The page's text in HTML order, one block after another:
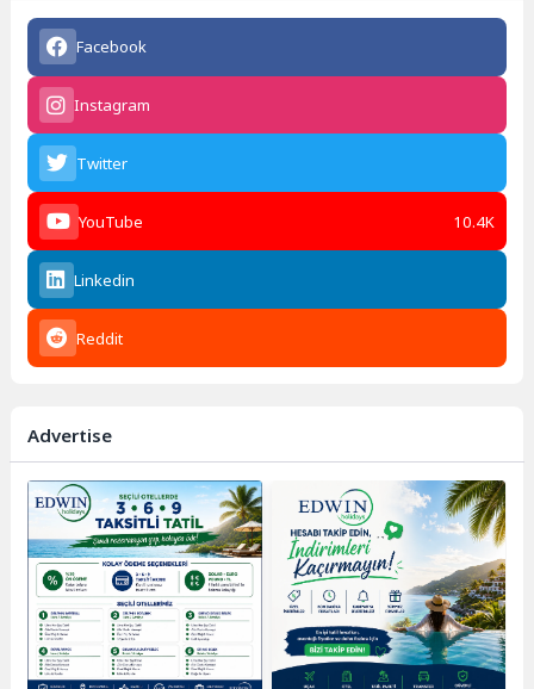
Facebook
Instagram
Twitter
YouTube 10.4K
Linkedin
Reddit
Advertise